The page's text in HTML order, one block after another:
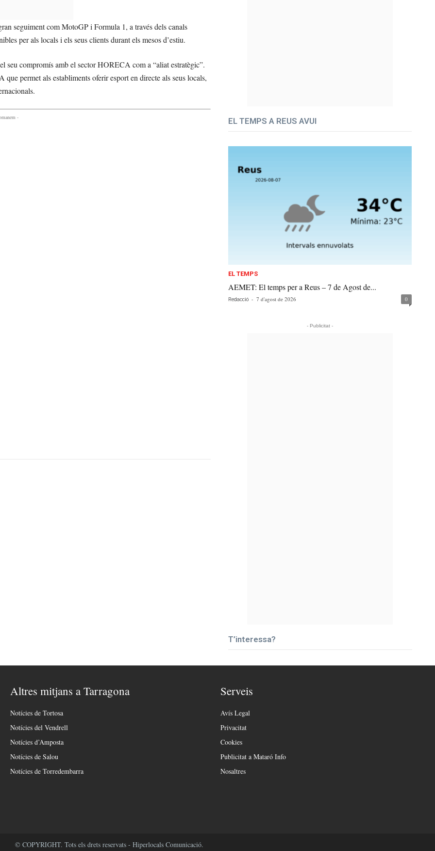
seguiment com MotoGP i Formula 1, a través dels canals
per als locals i els seus clients durant els mesos d’estiu.
compromís amb el sector HORECA com a “aliat estratègic”.
permet als establiments oferir esport en directe als seus locals,
- EL TEMPS A REUS AVUI
EL TEMPS
AEMET: El temps per a Reus – 7 de Agost de...
Redacció - 7 d'agost de 2026 0
- Publicitat -
T’interessa?
Altres mitjans a Tarragona
Notícies de Tortosa
Notícies del Vendrell
Notícies d’Amposta
Notícies de Salou
Notícies de Torredembarra
Serveis
Avís Legal
Privacitat
Cookies
Publicitat a Mataró Info
Nosaltres
© COPYRIGHT. Tots els drets reservats - Hiperlocals Comunicació.